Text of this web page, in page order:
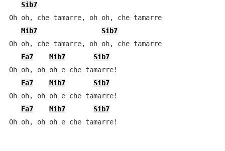
Sib7
Oh oh, che tamarre, oh oh, che tamarre
Mib7
Sib7
Oh oh, che tamarre, oh oh, che tamarre
Fa7
Mib7
Sib7
Oh oh, oh oh e che tamarre!
Fa7
Mib7
Sib7
Oh oh, oh oh e che tamarre!
Fa7
Mib7
Sib7
Oh oh, oh oh e che tamarre!